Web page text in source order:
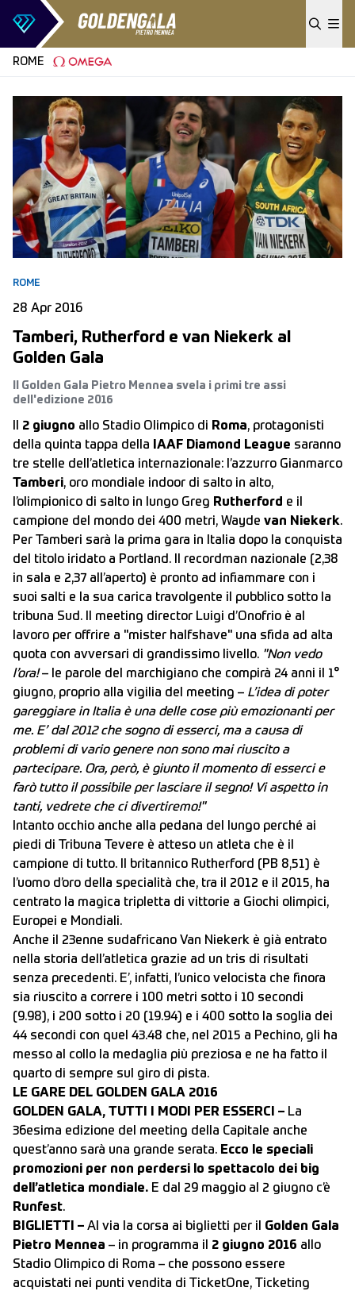
Skip to content
ROME
ROME
28 Apr 2016
Tamberi, Rutherford e van Niekerk al
Golden Gala
Il Golden Gala Pietro Mennea svela i primi tre assi
dell'edizione 2016
2 giugno allo Stadio Olimpico di Roma, protagonisti
della quinta tappa della
IAAF Diamond League saranno
tre stelle dell’atletica internazionale: l’azzurro Gianmarco
Tamberi, oro mondiale indoor di salto in alto,
l’olimpionico di salto in lungo Greg Rutherford e il
campione del mondo dei 400 metri, Wayde van Niekerk.
Per Tamberi sarà la prima gara in Italia dopo la conquista
del titolo iridato a Portland. Il recordman nazionale (2,38
in sala e 2,37 all’aperto) è pronto ad infiammare con i
suoi salti e la sua carica travolgente il pubblico sotto la
tribuna Sud. Il meeting director Luigi d’Onofrio è al
lavoro per offrire a "mister halfshave" una sfida ad alta
quota con avversari di grandissimo livello. "Non vedo
l’ora!– le parole del marchigiano che compirà 24 anni il 1°
giugno, proprio alla vigilia del meeting – L’idea di poter
gareggiare in Italia è una delle cose più emozionanti per
me. E’ dal 2012 che sogno di esserci, ma a causa di
problemi di vario genere non sono mai riuscito a
partecipare. Ora, però, è giunto il momento di esserci e
farò tutto il possibile per lasciare il segno! Vi aspetto in
tanti, vedrete che ci divertiremo!"
Intanto occhio anche alla pedana del lungo perché ai
piedi di Tribuna Tevere è atteso un atleta che è il
campione di tutto. Il britannico Rutherford (PB 8,51) è
l’uomo d’oro della specialità che, tra il 2012 e il 2015, ha
centrato la magica tripletta di vittorie a Giochi olimpici,
Europei e Mondiali.
Anche il 23enne sudafricano Van Niekerk è già entrato
nella storia dell’atletica grazie ad un tris di risultati
senza precedenti. E’, infatti, l’unico velocista che finora
sia riuscito a correre i 100 metri sotto i 10 secondi
(9.98), i 200 sotto i 20 (19.94) e i 400 sotto la soglia dei
44 secondi con quel 43.48 che, nel 2015 a Pechino, gli ha
messo al collo la medaglia più preziosa e ne ha fatto il
quarto di sempre sul giro di pista.
LE GARE DEL GOLDEN GALA 2016
GOLDEN GALA, TUTTI I MODI PER ESSERCI – La
36esima edizione del meeting della Capitale anche
quest’anno sarà una grande serata. Ecco le speciali
promozioni per non perdersi lo spettacolo dei big
dell’atletica mondiale. E dal 29 maggio al 2 giugno c’è
Runfest.
BIGLIETTI – Al via la corsa ai biglietti per il Golden Gala
Pietro Mennea – in programma il 2 giugno 2016 allo
Stadio Olimpico di Roma – che possono essere
acquistati nei punti vendita di TicketOne, Ticketing